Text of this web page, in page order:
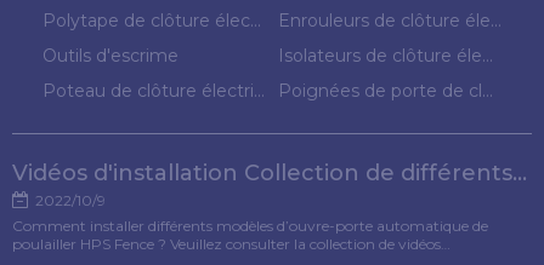
Polytape de clôture électrique
Enrouleurs de clôture électrique
Outils d'escrime
Isolateurs de clôture électrique
Poteau de clôture électrique
Poignées de porte de clôture électrique
Vidéos d'installation Collection de différents modèles d'ouvre-porte pour poulets
2022/10/9
Comment installer différents modèles d’ouvre-porte automatique de
poulailler HPS Fence ? Veuillez consulter la collection de vidéos